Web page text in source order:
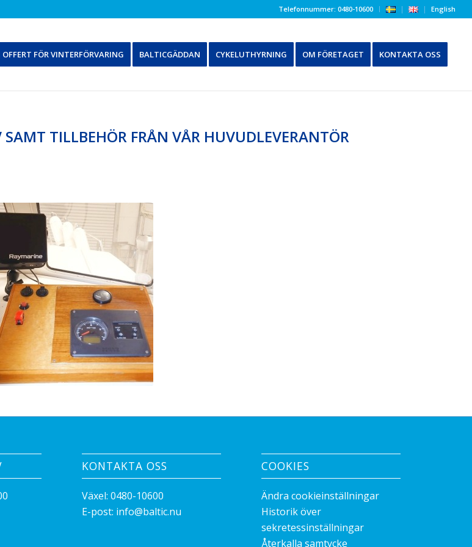
Telefonnummer: 0480-10600 English
OFFERT FÖR VINTERFÖRVARING BALTICGÄDDAN CYKELUTHYRNING OM FÖRETAGET KONTAKTA OSS
TILLBEHÖR FRÅN VÅR HUVUDLEVERANTÖR
KONTAKTA OSS
Växel:0480-10600
E-post: info@baltic.nu
COOKIES
Ändra cookieinställningar
Historik över
sekretessinställningar
Återkalla samtycke